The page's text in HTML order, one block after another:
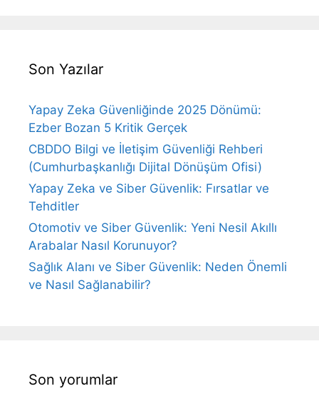
Son Yazılar
Yapay Zeka Güvenliğinde 2025 Dönümü:
Ezber Bozan 5 Kritik Gerçek
CBDDO Bilgi ve İletişim Güvenliği Rehberi
(Cumhurbaşkanlığı Dijital Dönüşüm Ofisi)
Yapay Zeka ve Siber Güvenlik: Fırsatlar ve
Tehditler
Otomotiv ve Siber Güvenlik: Yeni Nesil Akıllı
Arabalar Nasıl Korunuyor?
Sağlık Alanı ve Siber Güvenlik: Neden Önemli
ve Nasıl Sağlanabilir?
Son yorumlar